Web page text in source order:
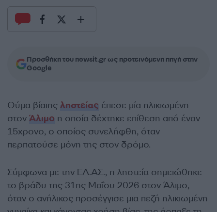
Προσθήκη του newsit.gr ως προτεινόμενη πηγή στην
Google
Θύμα βίαιης ληστείας έπεσε μία ηλικιωμένη
στον Άλιμο η οποία δέχτηκε επίθεση από έναν
15χρονο, ο οποίος συνελήφθη, όταν
περπατούσε μόνη της στον δρόμο.
Σύμφωνα με την ΕΛ.ΑΣ., η ληστεία σημειώθηκε
το βράδυ της 31ης Μαΐου 2026 στον Άλιμο,
όταν ο ανήλικος προσέγγισε μια πεζή ηλικιωμένη